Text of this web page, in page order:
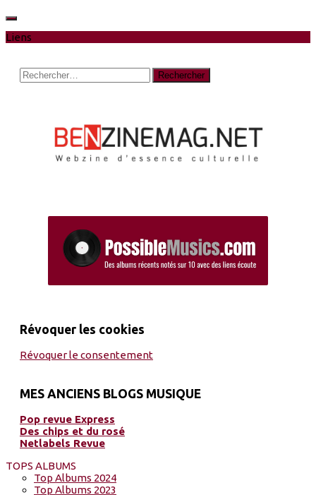
Liens
Rechercher :
Révoquer les cookies
Révoquer le consentement
MES ANCIENS BLOGS MUSIQUE
Pop revue Express
Des chips et du rosé
Netlabels Revue
TOPS ALBUMS
Top Albums 2024
Top Albums 2023